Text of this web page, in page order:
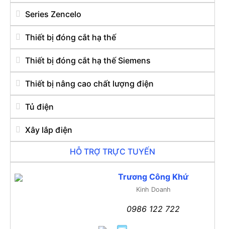
Series Zencelo
Thiết bị đóng cắt hạ thế
Thiết bị đóng cắt hạ thế Siemens
Thiết bị nâng cao chất lượng điện
Tủ điện
Xây lắp điện
HỖ TRỢ TRỰC TUYẾN
Trương Công Khứ
Kinh Doanh
0986 122 722